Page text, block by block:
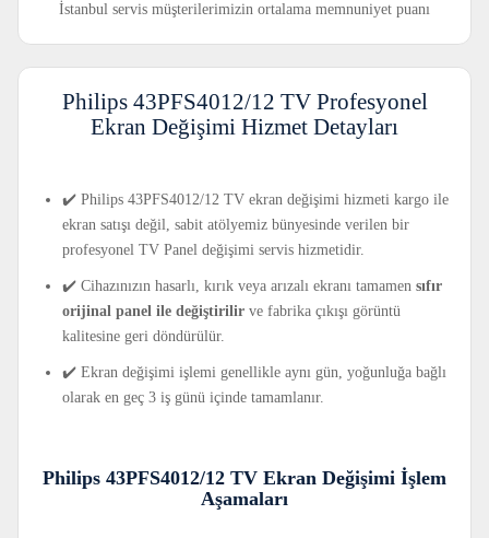
İstanbul servis müşterilerimizin ortalama memnuniyet puanı
Philips 43PFS4012/12 TV Profesyonel
Ekran Değişimi Hizmet Detayları
✔️ Philips 43PFS4012/12 TV ekran değişimi hizmeti kargo ile
ekran satışı değil, sabit atölyemiz bünyesinde verilen bir
profesyonel TV Panel değişimi servis hizmetidir.
✔️ Cihazınızın hasarlı, kırık veya arızalı ekranı tamamen sıfır
orijinal panel ile değiştirilir ve fabrika çıkışı görüntü
kalitesine geri döndürülür.
✔️ Ekran değişimi işlemi genellikle aynı gün, yoğunluğa bağlı
olarak en geç 3 iş günü içinde tamamlanır.
Philips 43PFS4012/12 TV Ekran Değişimi İşlem
Aşamaları